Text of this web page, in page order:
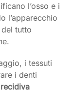
l’osso e i
l’apparecchio
tutto
i tessuti
i denti
recidiva